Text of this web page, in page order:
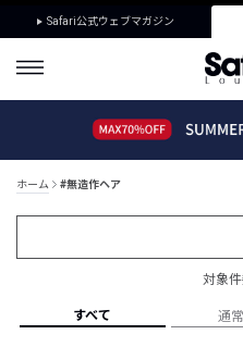
Safari公式ウェブマガジン
ホーム #無造作ヘア
対象
すべて 通